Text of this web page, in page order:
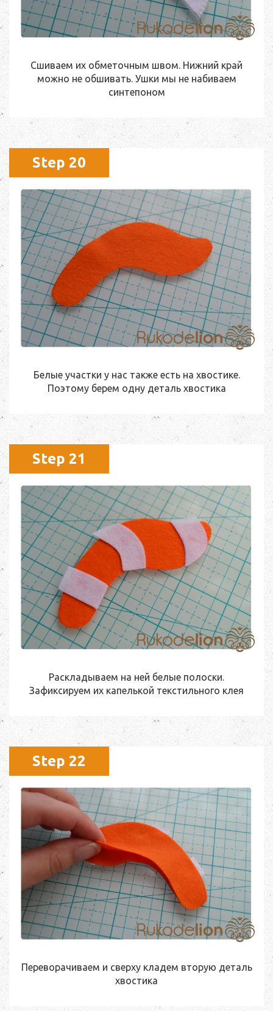
Сшиваем их обметочным швом. Нижний край
можно не обшивать. Ушки мы не набиваем
синтепоном
Step 20
Белые участки у нас также есть на хвостике.
Поэтому берем одну деталь хвостика
Step 21
Раскладываем на ней белые полоски.
Зафиксируем их капелькой текстильного клея
Step 22
Переворачиваем и сверху кладем вторую деталь
хвостика